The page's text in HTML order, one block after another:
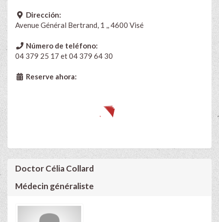
Dirección:
Avenue Général Bertrand, 1 ,, 4600 Visé
Número de teléfono:
04 379 25 17 et 04 379 64 30
Reserve ahora:
Doctor Célia Collard
Médecin généraliste